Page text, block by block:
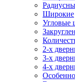
Широкие
Угловые
2-х
3-х
4-х